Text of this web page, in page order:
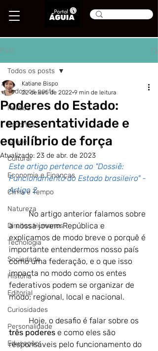
Post
Todos os posts
Política
Esportes
Saúde
Cultural
Economia e Finanças
Clima e Tempo
Natureza
Direitos Humanos
Tecnologia
Sociedade
História
Editorial
Curiosidades
Personalidade
Educação
Todos os posts
Poderes do Estado:
representatividade e
equilíbrio de força
Katiane Bispo
22 de set. de 2022 9 min de leitura
Atualizado: 23 de abr. de 2023
Este artigo pertence ao "Dossiê:
Funcionamento do Estado brasileiro" -
Artigo 2
No artigo anterior falamos sobre
a nossa jovem República e
explicamos de modo breve o porquê é
importante entendermos nosso país
como uma federação, e o que isso
impacta no modo como os entes
federativos podem se organizar de
modo; regional, local e nacional.
Hoje, o desafio é falar sobre os
três poderes e como eles são
responsáveis pelo funcionamento do